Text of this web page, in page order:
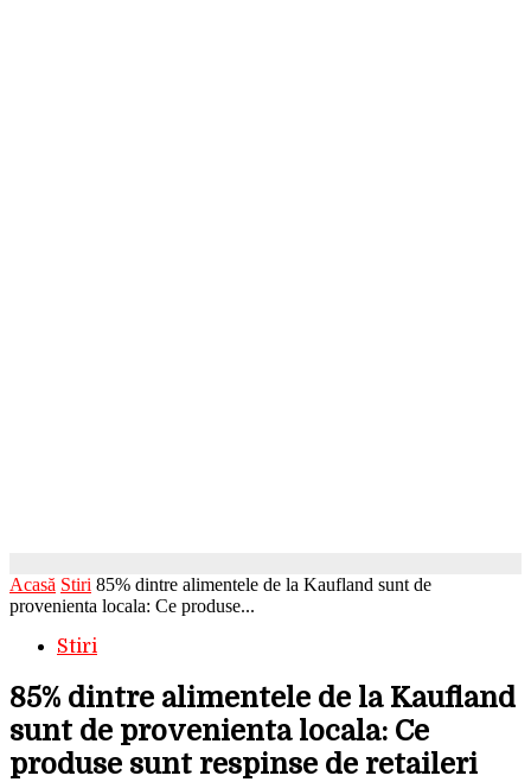
Acasă Stiri 85% dintre alimentele de la Kaufland sunt de
provenienta locala: Ce produse...
Stiri
85% dintre alimentele de la Kaufland
sunt de provenienta locala: Ce
produse sunt respinse de retaileri